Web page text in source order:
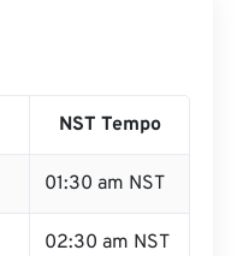
NST Tempo
01:30 am NST
02:30 am NST